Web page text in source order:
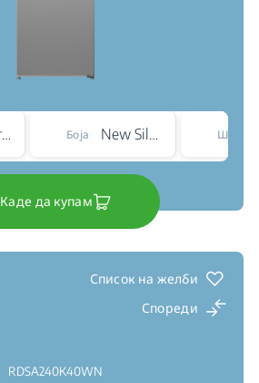
Статичен Боја New Silver – ARC 1035
Каде да купам
Список на желби
Спореди
RDSA240K40WN